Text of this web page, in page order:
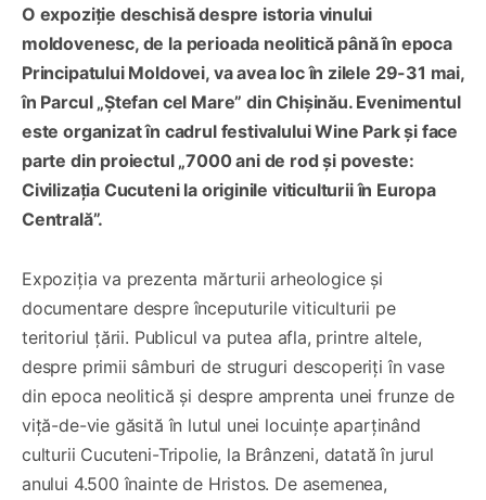
O expoziție deschisă despre istoria vinului
moldovenesc, de la perioada neolitică până în epoca
Principatului Moldovei, va avea loc în zilele 29-31 mai,
în Parcul „Ștefan cel Mare” din Chișinău. Evenimentul
este organizat în cadrul festivalului Wine Park și face
parte din proiectul „7000 ani de rod și poveste:
Civilizația Cucuteni la originile viticulturii în Europa
Centrală”.
Expoziția va prezenta mărturii arheologice și
documentare despre începuturile viticulturii pe
teritoriul țării. Publicul va putea afla, printre altele,
despre primii sâmburi de struguri descoperiți în vase
din epoca neolitică și despre amprenta unei frunze de
viță-de-vie găsită în lutul unei locuințe aparținând
culturii Cucuteni-Tripolie, la Brânzeni, datată în jurul
anului 4.500 înainte de Hristos. De asemenea,